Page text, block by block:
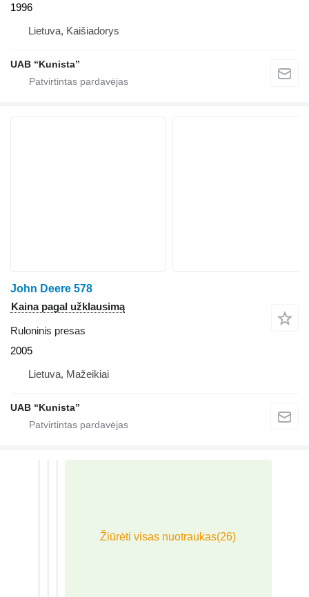
1996
Lietuva, Kaišiadorys
UAB “Kunista”
John Deere 578
Kaina pagal užklausimą
Ruloninis presas
2005
Lietuva, Mažeikiai
UAB “Kunista”